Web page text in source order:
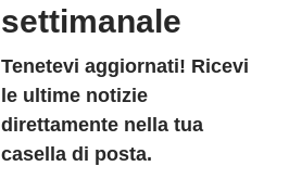
settimanale
Tenetevi aggiornati! Ricevi
le ultime notizie
direttamente nella tua
casella di posta.